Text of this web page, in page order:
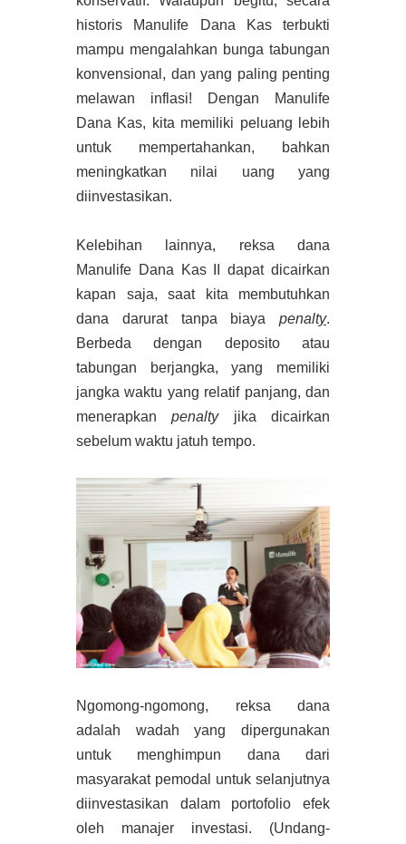
historis Manulife Dana Kas terbukti
mampu mengalahkan bunga tabungan
konvensional, dan yang paling penting
melawan inflasi! Dengan Manulife
Dana Kas, kita memiliki peluang lebih
untuk mempertahankan, bahkan
meningkatkan nilai uang yang
diinvestasikan.
Kelebihan lainnya, reksa dana
Manulife Dana Kas II dapat dicairkan
kapan saja, saat kita membutuhkan
dana darurat tanpa biaya penalty.
Berbeda dengan deposito atau
tabungan berjangka, yang memiliki
jangka waktu yang relatif panjang, dan
menerapkanpenaltyjika dicairkan
sebelum waktu jatuh tempo.
Ngomong-ngomong, reksa dana
adalah wadah yang dipergunakan
untuk menghimpun dana dari
masyarakat pemodal untuk selanjutnya
diinvestasikan dalam portofolio efek
oleh manajer investasi. (Undang-